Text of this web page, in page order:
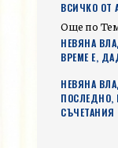
ВСИЧКО ОТ
Още по
НЕВЯНА
ВРЕМЕ Е,
НЕВЯНА
ПОСЛЕДНО,
СЪЧЕТАНИЯ